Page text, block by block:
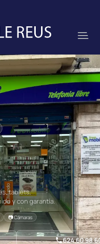
tablets,
y con garantía.
📷 Cámaras
624 60 98